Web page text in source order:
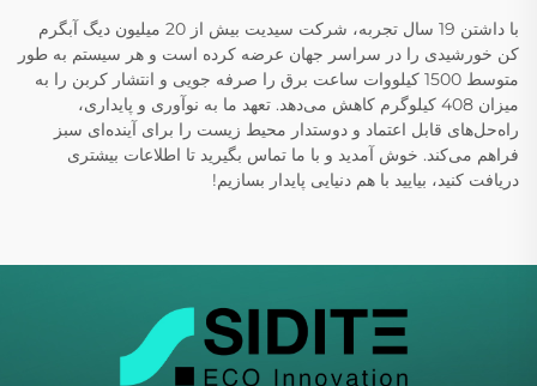
با داشتن 19 سال تجربه، شرکت سیدیت بیش از 20 میلیون دیگ آبگرم
کن خورشیدی را در سراسر جهان عرضه کرده است و هر سیستم به طور
متوسط 1500 کیلووات ساعت برق را صرفه جویی و انتشار کربن را به
میزان 408 کیلوگرم کاهش می‌دهد. تعهد ما به نوآوری و پایداری،
راه‌حل‌های قابل اعتماد و دوستدار محیط زیست را برای آینده‌ای سبز
فراهم می‌کند. خوش آمدید و با ما تماس بگیرید تا اطلاعات بیشتری
دریافت کنید، بیایید با هم دنیایی پایدار بسازیم!